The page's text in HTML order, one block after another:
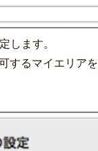
します。
するマイエリア